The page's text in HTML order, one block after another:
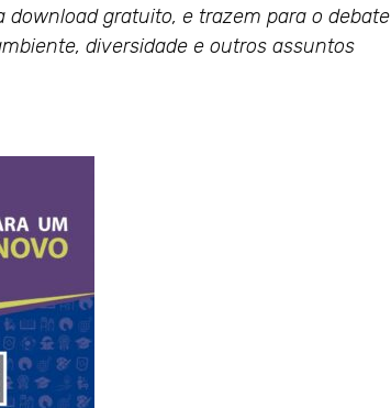
download gratuito, e trazem para o debate
diversidade e outros assuntos